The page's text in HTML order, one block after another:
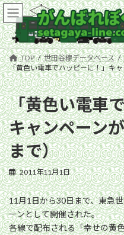
コ
ン
テ
ン
ツ
へ
ス
キ
ッ
プ
ナ
ビ
ゲ
ー
シ
ョ
ン
に
移
動
TOP 世田谷線データベース
「黄色い電車でハッピーに！」キ
「黄色い電車
キャンペーン
まで）
2011年11月1日
11月1日から30日まで、東急
ーンとして開催された。
各線で配布される「幸せの黄